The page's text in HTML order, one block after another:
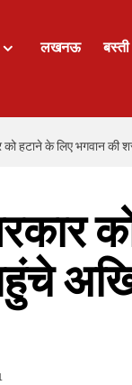
लखनऊ बस्ती
को हटाने के लिए भगवान की